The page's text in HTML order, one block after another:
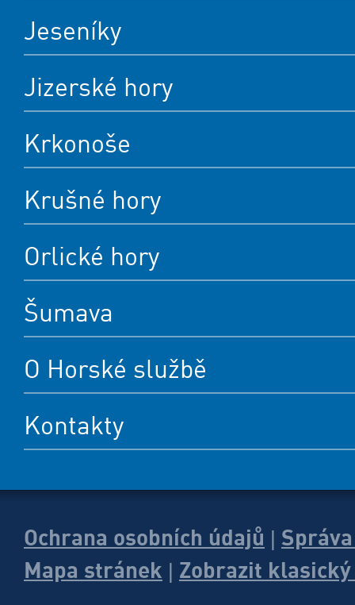
Jeseníky
Jizerské hory
Krkonoše
Krušné hory
Orlické hory
Šumava
O Horské službě
Kontakty
Ochrana osobních údajů
Mapa stránek
Zobrazit